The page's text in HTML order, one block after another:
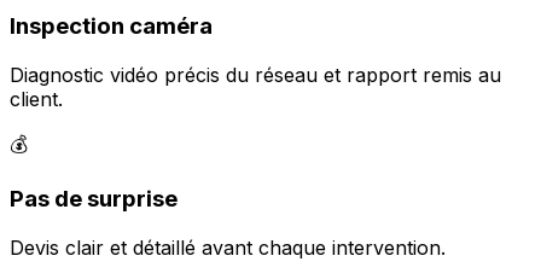
Inspection caméra
Diagnostic vidéo précis du réseau et rapport remis au
client.
💰
Pas de surprise
Devis clair et détaillé avant chaque intervention.